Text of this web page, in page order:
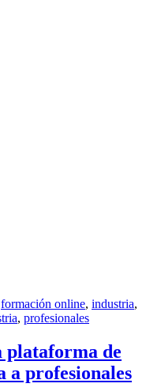
formación online, industria,
, profesionales
de
profesionales